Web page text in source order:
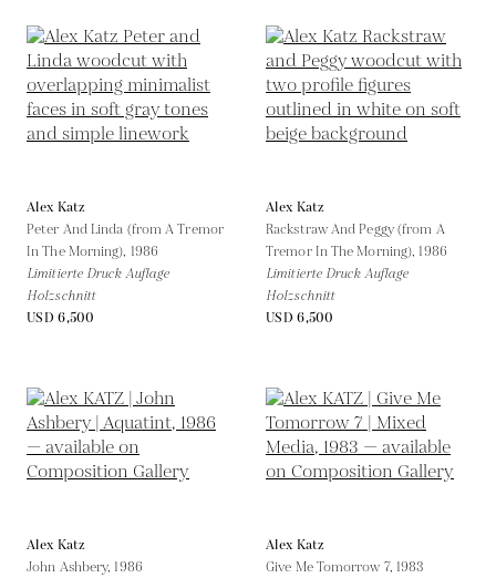
Alex Katz
Peter And Linda (from A Tremor
In The Morning), 1986
Limitierte Druck Auflage
Holzschnitt
USD 6,500
Alex Katz
Rackstraw And Peggy (from A
Tremor In The Morning),1986
Limitierte Druck Auflage
Holzschnitt
USD 6,500
Alex Katz
John Ashbery,1986
Alex Katz
Give Me Tomorrow 7, 1983